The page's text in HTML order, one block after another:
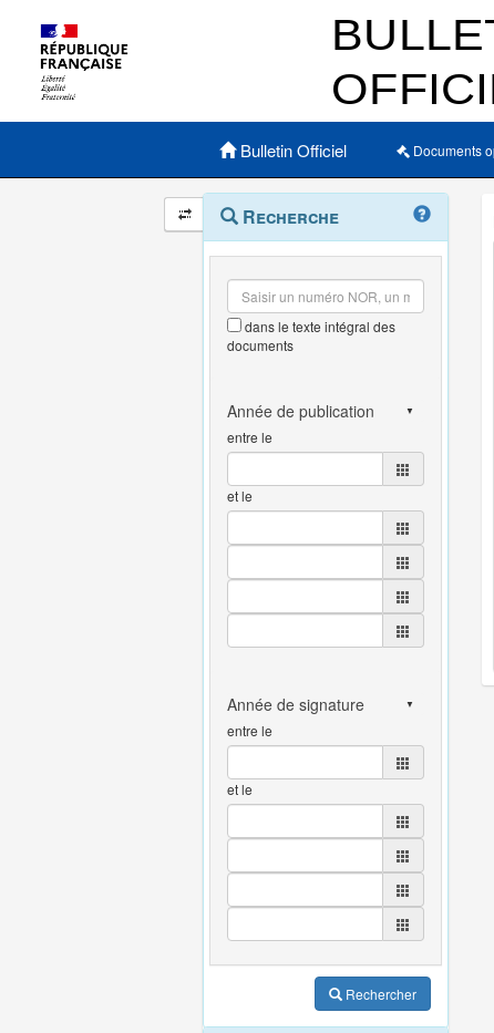
Menu principal
Bulletin Officiel Documents
Navigation
et
outils
annexes
Menu
contextuel
Recherche
dans le texte intégral des
documents
entre le
et le
entre le
et le
Rechercher